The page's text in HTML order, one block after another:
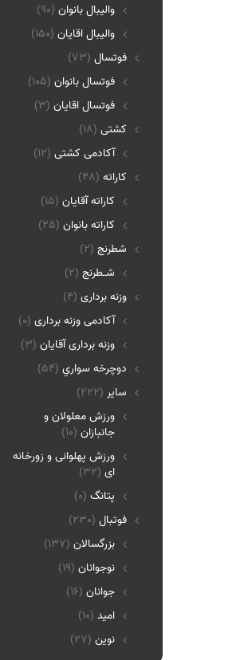
واليبال بانوان (90)
واليبال اقايان (150)
(73) فوتسال
فوتسال بانوان (105)
فوتسال اقايان (3)
(18) کشتی
آکادمی کشتی (12)
(48) کاراته
کاراته آقایان (15)
کاراته بانوان (25)
(2) شطرنج
شـطرنج (2)
(4) وزنه برداری
آکادمی وزنه برداری (0)
وزنه برداری آقایان (3)
(54) دوچرخه سواري
(222) ساير
ورزش معلولان و
جانبازان (10)
ورزش پهلوانی و زورخانه
ای (32)
پتانگ (0)
(230) فوتبال
بزرگسالان (137)
نوجوانان (19)
جوانان (16)
امید (10)
نوین (27)